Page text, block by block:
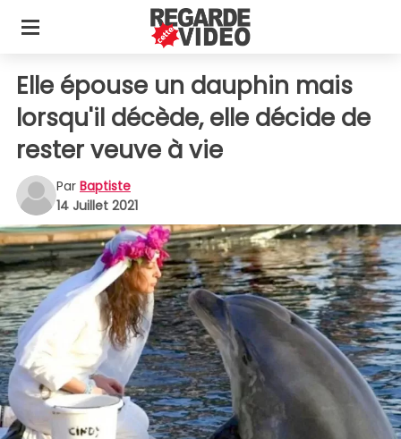
Elle épouse un dauphin mais
lorsqu'il décède, elle décide de
rester veuve à vie
Par Baptiste
14 Juillet 2021